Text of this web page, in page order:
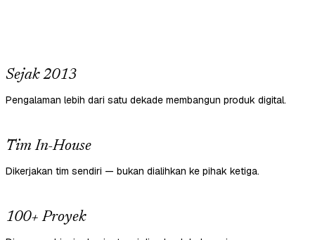
Sejak 2013
Pengalaman lebih dari satu dekade membangun produk digital.
Tim In-House
Dikerjakan tim sendiri — bukan dialihkan ke pihak ketiga.
100+ Proyek